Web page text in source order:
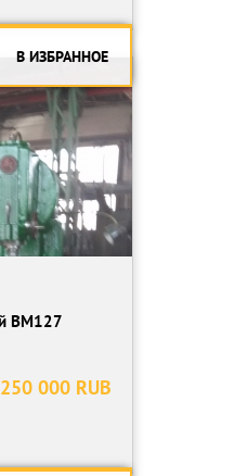
В ИЗБРАННОЕ
ВМ127
250 000 RUB